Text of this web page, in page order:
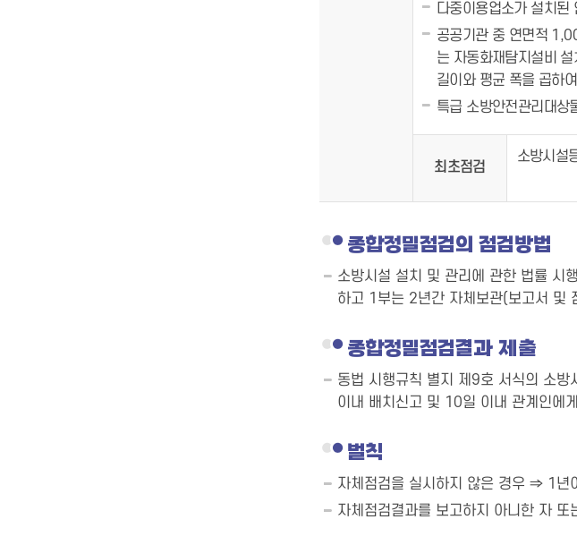
다중이용업소가 설치
공공기관 중 연면적
는 자동화재탐지설비
길이와 평균 폭을 곱하
특급 소방안전관리대상
최초점검
소방시설
종합정밀점검의 점검방법
소방시설 설치 및 관리에 관한 법률 시
하고 1부는 2년간 자체보관(보고서 및
종합정밀점검결과 제출
동법 시행규칙 별지 제9호 서식의 소
이내 배치신고 및 10일 이내 관계인
벌칙
자체점검을 실시하지 않은 경우 ⇒ 1년
자체점검결과를 보고하지 아니한 자